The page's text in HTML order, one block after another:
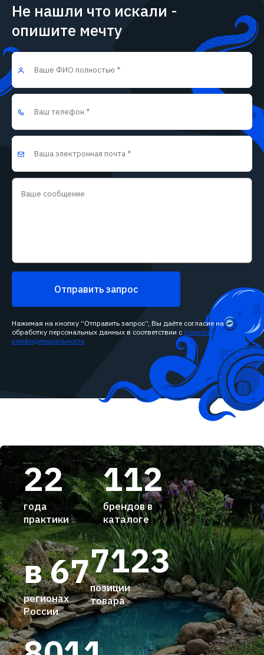
Не нашли что искали -
опишите мечту
Отправить запрос
Нажимая на кнопку “Отправить запрос”, Вы даёте согласие на
обработку персональных данных в соответствии с политикой
конфиденциальности
22
года
практики
112
брендов в
каталоге
7123
позиции
товара
в 67
регионах
России